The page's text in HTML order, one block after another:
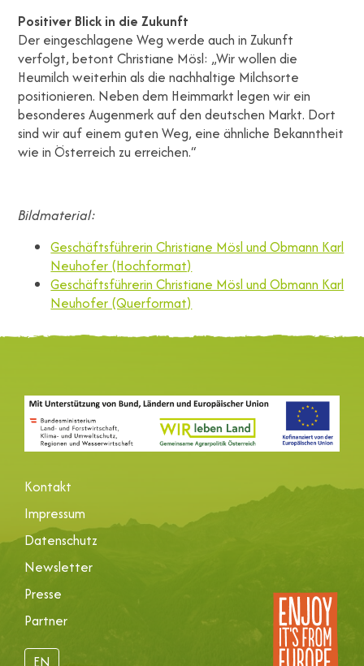
Positiver Blick in die Zukunft
Der eingeschlagene Weg werde auch in Zukunft
verfolgt, betont Christiane Mösl: „Wir wollen die
Heumilch weiterhin als die nachhaltige Milchsorte
positionieren. Neben dem Heimmarkt legen wir ein
besonderes Augenmerk auf den deutschen Markt. Dort
sind wir auf einem guten Weg, eine ähnliche Bekanntheit
wie in Österreich zu erreichen.“
Bildmaterial:
Geschäftsführerin Christiane Mösl und Obmann Karl
Neuhofer (Hochformat)
Geschäftsführerin Christiane Mösl und Obmann Karl
Neuhofer (Querformat)
Kontakt
Impressum
Datenschutz
Newsletter
Presse
Partner
EN